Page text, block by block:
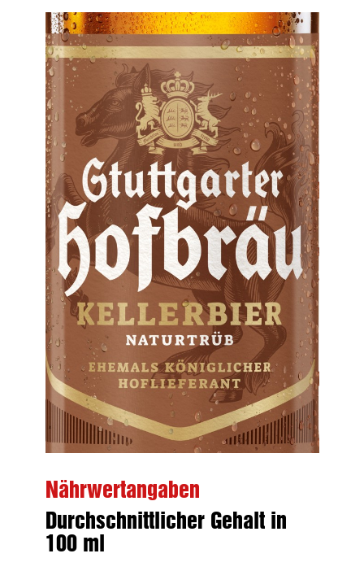
Nährwertangaben
Durchschnittlicher Gehalt in
100 ml